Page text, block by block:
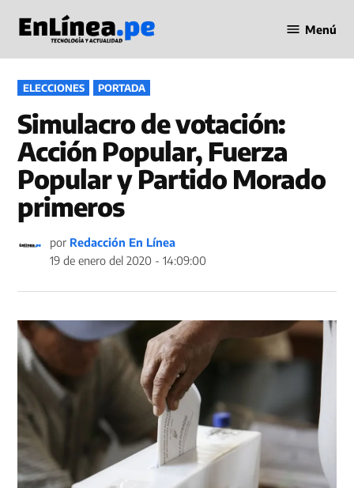
contenido
en Línea
Menú
PUBLICADO
EN
ELECCIONES PORTADA
Simulacro de votación:
Acción Popular, Fuerza
Popular y Partido Morado
primeros
por Redacción En Línea
19 de enero del 2020 - 14:09:00